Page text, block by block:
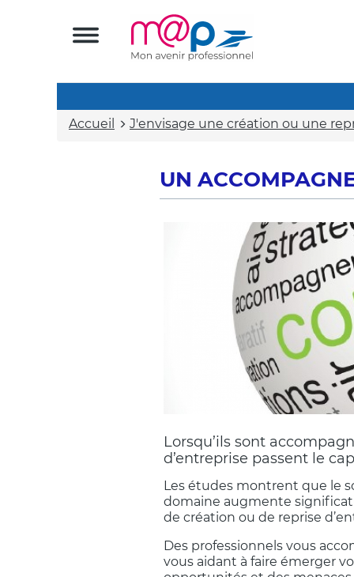
Accueil J'envisage une création ou une
UN
Lorsqu’ils sont
d’entreprise passent le
Les études montrent que le
domaine augmente
de création ou de reprise
Des professionnels vous
vous aidant à faire émerger